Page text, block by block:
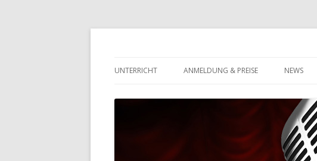
UNTERRICHT ANMELDUNG & PREISE NEWS